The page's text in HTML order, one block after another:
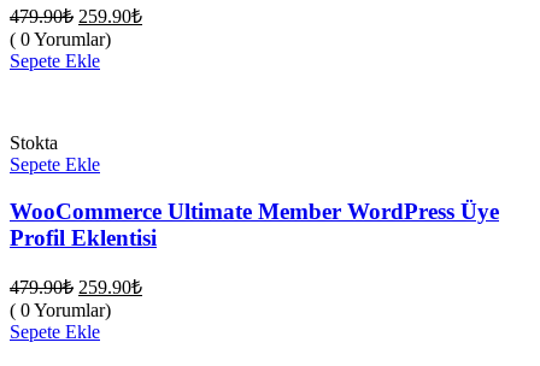
479.90₺ Orijinal
fiyat:
479.90₺.
259.90₺Şu
( 0 Yorumlar)
Sepete Ekle
Stokta
Sepete Ekle
WooCommerce Ultimate Member WordPress Üye
Profil Eklentisi
479.90₺ Orijinal
fiyat:
479.90₺.
259.90₺Şu
( 0 Yorumlar)
Sepete Ekle